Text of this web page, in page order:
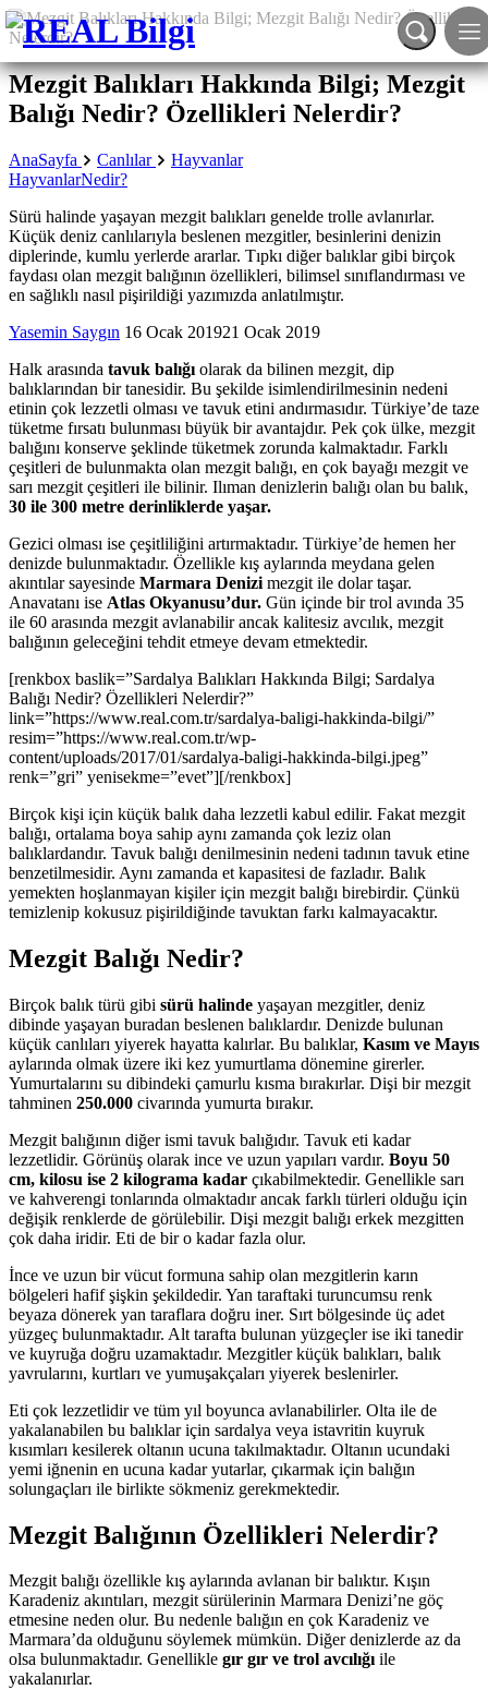
Mezgit Balıkları Hakkında Bilgi; Mezgit
Balığı Nedir? Özellikleri Nelerdir?
AnaSayfa Canlılar
Hayvanlar
HayvanlarNedir?
Sürü halinde yaşayan mezgit balıkları genelde trolle avlanırlar.
Küçük deniz canlılarıyla beslenen mezgitler, besinlerini denizin
diplerinde, kumlu yerlerde ararlar. Tıpkı diğer balıklar gibi birçok
faydası olan mezgit balığının özellikleri, bilimsel sınıflandırması ve
en sağlıklı nasıl pişirildiği yazımızda anlatılmıştır.
Yasemin Saygın 16 Ocak 201921 Ocak 2019
Halk arasında tavuk balığı olarak da bilinen mezgit, dip
balıklarından bir tanesidir. Bu şekilde isimlendirilmesinin nedeni
etinin çok lezzetli olması ve tavuk etini andırmasıdır. Türkiye’de taze
tüketme fırsatı bulunması büyük bir avantajdır. Pek çok ülke, mezgit
balığını konserve şeklinde tüketmek zorunda kalmaktadır. Farklı
çeşitleri de bulunmakta olan mezgit balığı, en çok bayağı mezgit ve
sarı mezgit çeşitleri ile bilinir. Ilıman denizlerin balığı olan bu balık,
30 ile 300 metre derinliklerde yaşar.
Gezici olması ise çeşitliliğini artırmaktadır. Türkiye’de hemen her
denizde bulunmaktadır. Özellikle kış aylarında meydana gelen
akıntılar sayesinde Marmara Denizi mezgit ile dolar taşar.
Anavatanı ise Atlas Okyanusu’dur. Gün içinde bir trol avında 35
ile 60 arasında mezgit avlanabilir ancak kalitesiz avcılık, mezgit
balığının geleceğini tehdit etmeye devam etmektedir.
[renkbox baslik=”Sardalya Balıkları Hakkında Bilgi; Sardalya
Balığı Nedir? Özellikleri Nelerdir?”
link=”https://www.real.com.tr/sardalya-baligi-hakkinda-bilgi/”
resim=”https://www.real.com.tr/wp-
content/uploads/2017/01/sardalya-baligi-hakkinda-bilgi.jpeg”
renk=”gri” yenisekme=”evet”][/renkbox]
Birçok kişi için küçük balık daha lezzetli kabul edilir. Fakat mezgit
balığı, ortalama boya sahip aynı zamanda çok leziz olan
balıklardandır. Tavuk balığı denilmesinin nedeni tadının tavuk etine
benzetilmesidir. Aynı zamanda et kapasitesi de fazladır. Balık
yemekten hoşlanmayan kişiler için mezgit balığı birebirdir. Çünkü
temizlenip kokusuz pişirildiğinde tavuktan farkı kalmayacaktır.
Mezgit Balığı Nedir?
Birçok balık türü gibi sürü halinde yaşayan mezgitler, deniz
dibinde yaşayan buradan beslenen balıklardır. Denizde bulunan
küçük canlıları yiyerek hayatta kalırlar. Bu balıklar, Kasım ve Mayıs
aylarında olmak üzere iki kez yumurtlama dönemine girerler.
Yumurtalarını su dibindeki çamurlu kısma bırakırlar. Dişi bir mezgit
tahminen 250.000 civarında yumurta bırakır.
Mezgit balığının diğer ismi tavuk balığıdır. Tavuk eti kadar
lezzetlidir. Görünüş olarak ince ve uzun yapıları vardır. Boyu 50
cm, kilosu ise 2 kilograma kadar çıkabilmektedir. Genellikle sarı
ve kahverengi tonlarında olmaktadır ancak farklı türleri olduğu için
değişik renklerde de görülebilir. Dişi mezgit balığı erkek mezgitten
çok daha iridir. Eti de bir o kadar fazla olur.
İnce ve uzun bir vücut formuna sahip olan mezgitlerin karın
bölgeleri hafif şişkin şekildedir. Yan taraftaki turuncumsu renk
beyaza dönerek yan taraflara doğru iner. Sırt bölgesinde üç adet
yüzgeç bulunmaktadır. Alt tarafta bulunan yüzgeçler ise iki tanedir
ve kuyruğa doğru uzamaktadır. Mezgitler küçük balıkları, balık
yavrularını, kurtları ve yumuşakçaları yiyerek beslenirler.
Eti çok lezzetlidir ve tüm yıl boyunca avlanabilirler. Olta ile de
yakalanabilen bu balıklar için sardalya veya istavritin kuyruk
kısımları kesilerek oltanın ucuna takılmaktadır. Oltanın ucundaki
yemi iğnenin en ucuna kadar yutarlar, çıkarmak için balığın
solungaçları ile birlikte sökmeniz gerekmektedir.
Mezgit Balığının Özellikleri Nelerdir?
Mezgit balığı özellikle kış aylarında avlanan bir balıktır. Kışın
Karadeniz akıntıları, mezgit sürülerinin Marmara Denizi’ne göç
etmesine neden olur. Bu nedenle balığın en çok Karadeniz ve
Marmara’da olduğunu söylemek mümkün. Diğer denizlerde az da
olsa bulunmaktadır. Genellikle gır gır ve trol avcılığıile
yakalanırlar.